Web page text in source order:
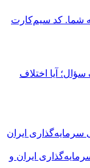
شما. کد سیم‌کارت
آیا اختلاف
ایران و